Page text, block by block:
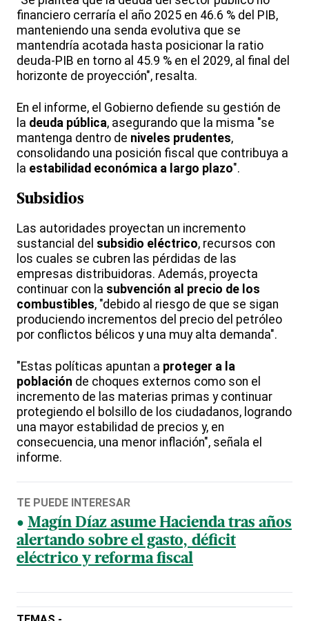
financiero cerraría el año 2025 en 46.6 % del PIB,
manteniendo una senda evolutiva que se
mantendría acotada hasta posicionar la ratio
deuda-PIB en torno al 45.9 % en el 2029, al final del
horizonte de proyección", resalta.
En el informe, el Gobierno defiende su gestión de
la deuda pública, asegurando que la misma "se
mantenga dentro de niveles prudentes,
consolidando una posición fiscal que contribuya a
la estabilidad económica a largo plazo".
Subsidios
Las autoridades proyectan un incremento
sustancial del subsidio eléctrico, recursos con
los cuales se cubren las pérdidas de las
empresas distribuidoras. Además, proyecta
continuar con la subvención al precio de los
combustibles, "debido al riesgo de que se sigan
produciendo incrementos del precio del petróleo
por conflictos bélicos y una muy alta demanda".
"Estas políticas apuntan a proteger a la
población de choques externos como son el
incremento de las materias primas y continuar
protegiendo el bolsillo de los ciudadanos, logrando
una mayor estabilidad de precios y, en
consecuencia, una menor inflación", señala el
informe.
TE PUEDE INTERESAR
Magín Díaz asume Hacienda tras años
alertando sobre el gasto, déficit
eléctrico y reforma fiscal